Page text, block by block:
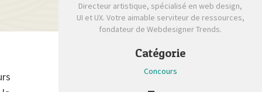
Directeur artistique, spécialisé en web design,
UI et UX. Votre aimable serviteur de ressources,
fondateur de Webdesigner Trends.
Catégorie
Concours